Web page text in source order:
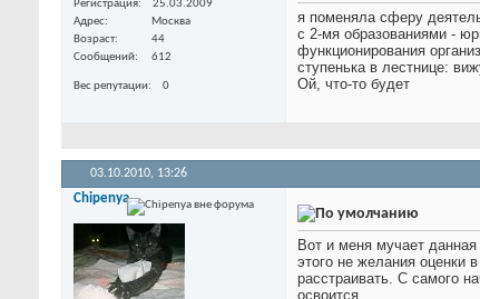
Регистрация
25.03.2009
Адрес
Москва
Возраст
44
Сообщений
612
Вес репутации 0
я поменяла сферу
с 2-мя образованиями -
функционирования
ступенька в лестнице:
Ой, что-то будет
03.10.2010, 13:26
Chipenya
Вот и меня мучает
этого не желания оценки
расстраивать. С самого
освоится.